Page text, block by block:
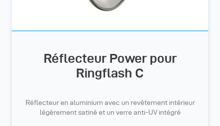
Réflecteur Power pour
Ringflash C
Réflecteur en aluminium avec un revêtement intérieur
légèrement satiné et un verre anti-UV intégré